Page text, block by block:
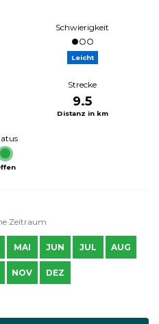
Schwierigkeit
Leicht
Strecke
9.5
Distanz in km
Zeitraum
MAI JUN JUL AUG
NOV DEZ